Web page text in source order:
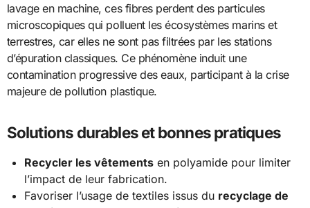
lavage en machine, ces fibres perdent des particules
microscopiques qui polluent les écosystèmes marins et
terrestres, car elles ne sont pas filtrées par les stations
d’épuration classiques. Ce phénomène induit une
contamination progressive des eaux, participant à la crise
majeure de pollution plastique.
Solutions durables et bonnes pratiques
Recycler les vêtements en polyamide pour limiter
l’impact de leur fabrication.
Favoriser l’usage de textiles issus du recyclage de